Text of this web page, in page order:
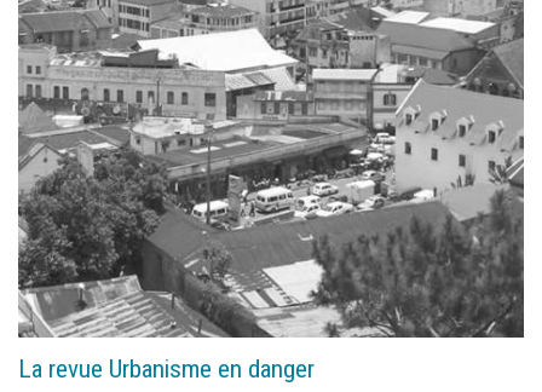
La revue Urbanisme en danger